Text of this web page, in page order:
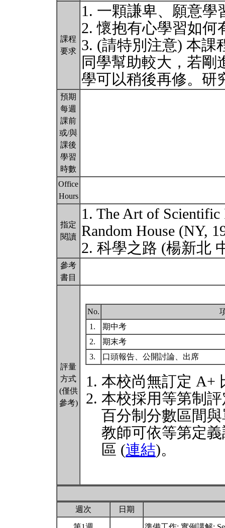
課程
要求
1. 一顆謙卑、願意
2. 懷抱有心學習如何
3. (請特別注意) 本課
同學幫助較大，若剛
學可以稍後再修。
預期
每週
課前
或/與
課後
學習
時數
Office
Hours
指定
閱讀
1. The Art of
Random House (NY,
2. 科學之路 (楊新北
參考
書目
評量
方式
(僅供
參考)
No.
1.
期中考
2.
期末考
3.
口頭報告、公開討論、出席
本校尚無訂定 A+
本校採用等第制
百分制分數區間
教師可依等第定
區 (連結)。
週次 日期